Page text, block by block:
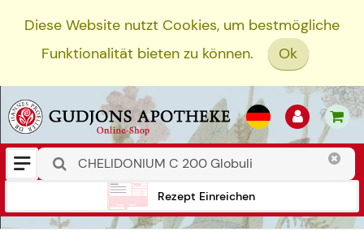
Diese Website nutzt Cookies, um bestmögliche
Funktionalität bieten zu können.
Ok
Rezept Einreichen